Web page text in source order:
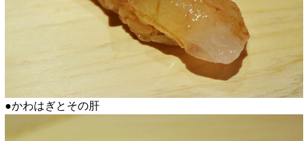
●かわはぎとその肝